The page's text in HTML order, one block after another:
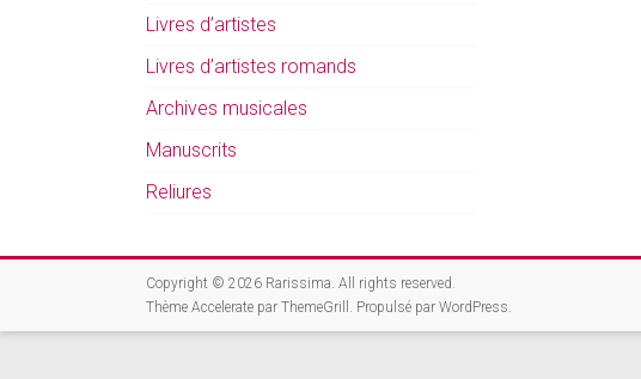
Livres d’artistes
Livres d’artistes romands
Archives musicales
Manuscrits
Reliures
Copyright © 2026 Rarissima. All rights reserved.
Thème Accelerate par ThemeGrill. Propulsé par WordPress.